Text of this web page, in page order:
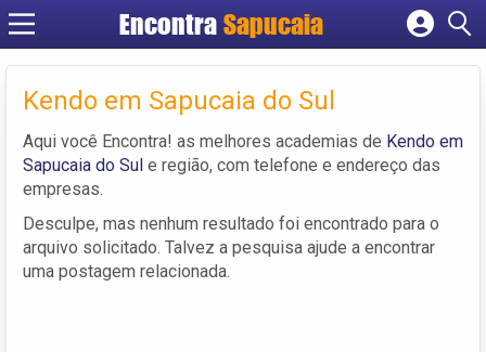
Encontra
Cadastrar empresa
Criar conta
Kendo em Sapucaia do Sul
Aqui você Encontra! as melhores academias de Kendo em
Sapucaia do Sul e região, com telefone e endereço das
empresas.
Desculpe, mas nenhum resultado foi encontrado para o
arquivo solicitado. Talvez a pesquisa ajude a encontrar
uma postagem relacionada.